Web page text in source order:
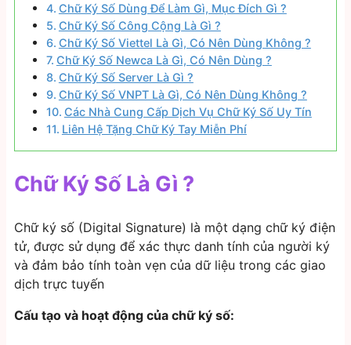
Chữ Ký Số Dùng Để Làm Gì, Mục Đích Gì ?
Chữ Ký Số Công Cộng Là Gì ?
Chữ Ký Số Viettel Là Gì, Có Nên Dùng Không ?
Chữ Ký Số Newca Là Gì, Có Nên Dùng ?
Chữ Ký Số Server Là Gì ?
Chữ Ký Số VNPT Là Gì, Có Nên Dùng Không ?
Các Nhà Cung Cấp Dịch Vụ Chữ Ký Số Uy Tín
Liên Hệ Tặng Chữ Ký Tay Miễn Phí
Chữ Ký Số Là Gì ?
Chữ ký số (Digital Signature) là một dạng chữ ký điện
tử, được sử dụng để xác thực danh tính của người ký
và đảm bảo tính toàn vẹn của dữ liệu trong các giao
dịch trực tuyến
Cấu tạo và hoạt động của chữ ký số: